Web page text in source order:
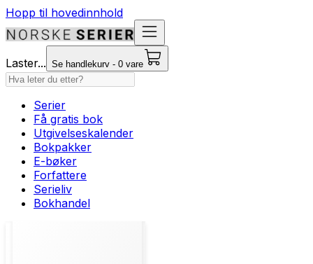
Hopp til hovedinnhold
Laster... Se handlekurv - 0 vare
Serier
Få gratis bok
Utgivelseskalender
Bokpakker
E-bøker
Forfattere
Serieliv
Bokhandel